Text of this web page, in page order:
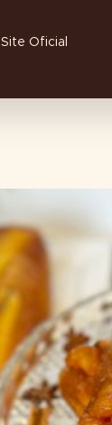
Site Oficial